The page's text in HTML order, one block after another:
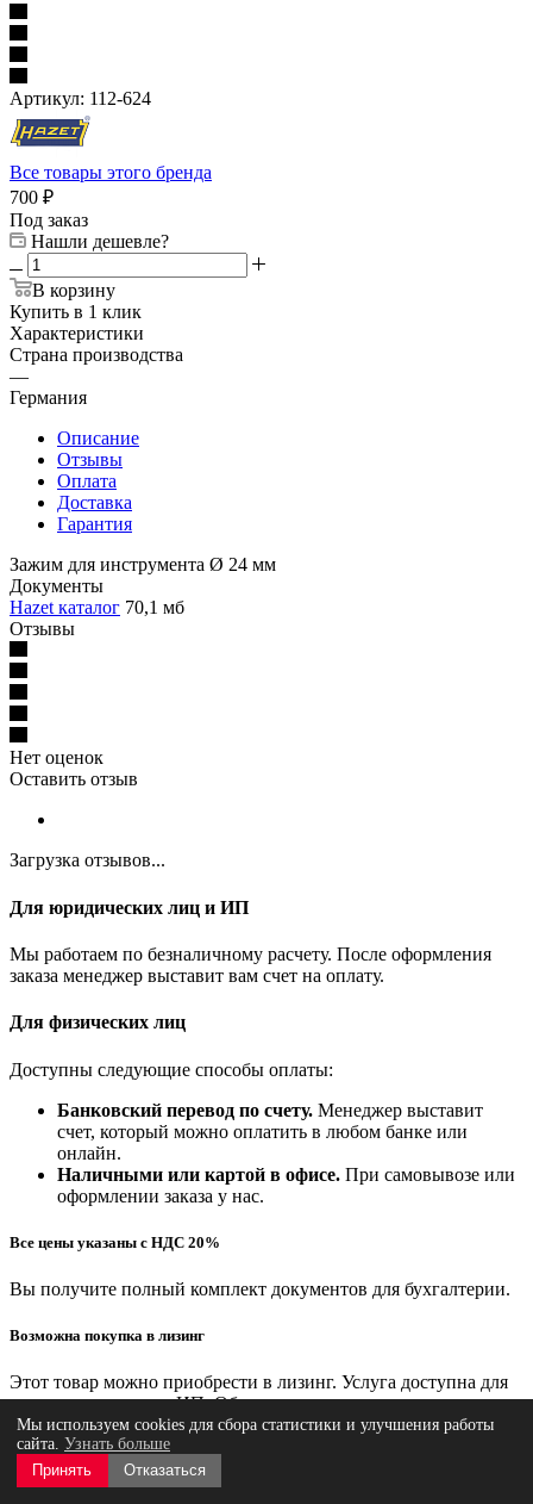
Артикул: 112-624
Все товары этого бренда
700 ₽
Под заказ
Нашли дешевле?
В корзину
Купить в 1 клик
Характеристики
Страна производства
—
Германия
Описание
Отзывы
Оплата
Доставка
Гарантия
Зажим для инструмента Ø 24 мм
Документы
Hazet каталог 70,1 мб
Отзывы
Нет оценок
Оставить отзыв
Загрузка отзывов...
Для юридических лиц и ИП
Мы работаем по безналичному расчету. После оформления
заказа менеджер выставит вам счет на оплату.
Для физических лиц
Доступны следующие способы оплаты:
Банковский перевод по счету. Менеджер выставит
счет, который можно оплатить в любом банке или
онлайн.
Наличными или картой в офисе. При самовывозе или
оформлении заказа у нас.
Все цены указаны с НДС 20%
Вы получите полный комплект документов для бухгалтерии.
Возможна покупка в лизинг
Этот товар можно приобрести в лизинг. Услуга доступна для
юридических лиц и ИП. Обратитесь к менеджеру за
подробностями.
Мы предлагаем несколько удобных вариантов получения
заказа, чтобы вы могли выбрать самый подходящий.
Мы используем cookies для сбора статистики и улучшения работы
сайта. Узнать больше
Принять
Отказаться